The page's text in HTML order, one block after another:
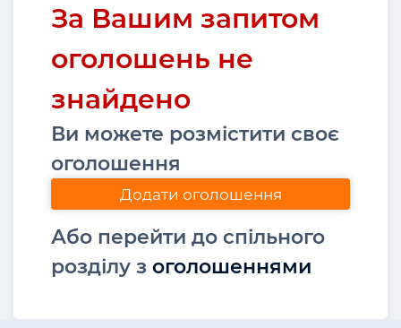
За Вашим запитом
оголошень не
знайдено
Ви можете розмістити своє
оголошення
Додати оголошення
Або перейти до спільного
розділу з оголошеннями